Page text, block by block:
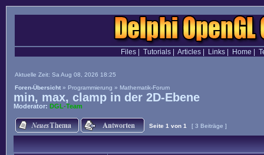
Files Tutorials Articles Links Home
Aktuelle Zeit: Sa Aug 08, 2026 18:25
Foren-Übersicht » Programmierung » Mathematik-Forum
min, max, clamp in der 2D-Ebene
Moderator: DGL-Team
Seite 1 von 1 [ 3 Beiträge ]